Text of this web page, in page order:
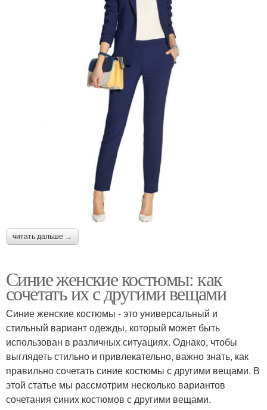
читать дальше →
Синие женские костюмы: как
сочетать их с другими вещами
Синие женские костюмы - это универсальный и
стильный вариант одежды, который может быть
использован в различных ситуациях. Однако, чтобы
выглядеть стильно и привлекательно, важно знать, как
правильно сочетать синие костюмы с другими вещами. В
этой статье мы рассмотрим несколько вариантов
сочетания синих костюмов с другими вещами.